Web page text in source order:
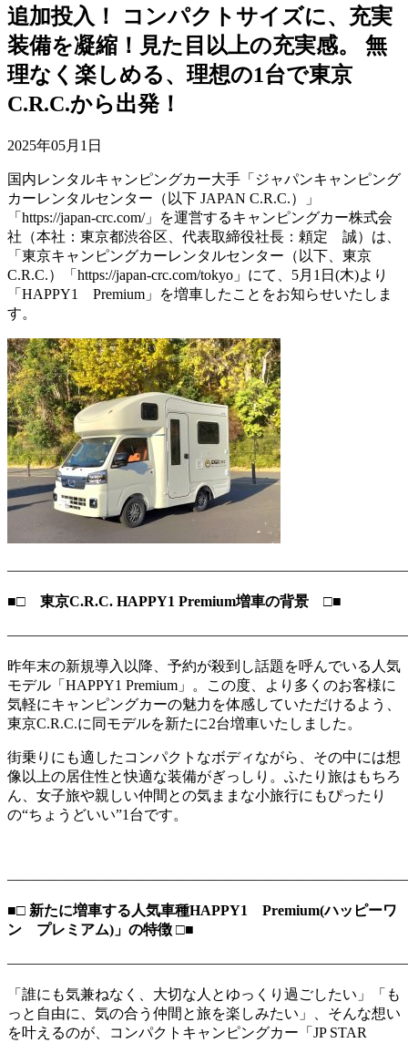
追加投入！ コンパクトサイズに、充実
装備を凝縮！見た目以上の充実感。 無
理なく楽しめる、理想の1台で東京
C.R.C.から出発！
2025年05月1日
国内レンタルキャンピングカー大手「ジャパンキャンピング
カーレンタルセンター（以下 JAPAN C.R.C.）」
「https://japan-crc.com/」を運営するキャンピングカー株式会
社（本社：東京都渋谷区、代表取締役社長：頼定 誠）は、
「東京キャンピングカーレンタルセンター（以下、東京
C.R.C.）「https://japan-crc.com/tokyo」にて、5月1日(木)より
「HAPPY1 Premium」を増車したことをお知らせいたしま
す。
■□ 東京C.R.C. HAPPY1 Premium増車の背景 □■
昨年末の新規導入以降、予約が殺到し話題を呼んでいる人気
モデル「HAPPY1 Premium」。この度、より多くのお客様に
気軽にキャンピングカーの魅力を体感していただけるよう、
東京C.R.C.に同モデルを新たに2台増車いたしました。
街乗りにも適したコンパクトなボディながら、その中には想
像以上の居住性と快適な装備がぎっしり。ふたり旅はもちろ
ん、女子旅や親しい仲間との気ままな小旅行にもぴったり
の“ちょうどいい”1台です。
■□ 新たに増車する人気車種HAPPY1 Premium(ハッピーワ
ン プレミアム)」の特徴 □■
「誰にも気兼ねなく、大切な人とゆっくり過ごしたい」「も
っと自由に、気の合う仲間と旅を楽しみたい」、そんな想い
を叶えるのが、コンパクトキャンピングカー「JP STAR